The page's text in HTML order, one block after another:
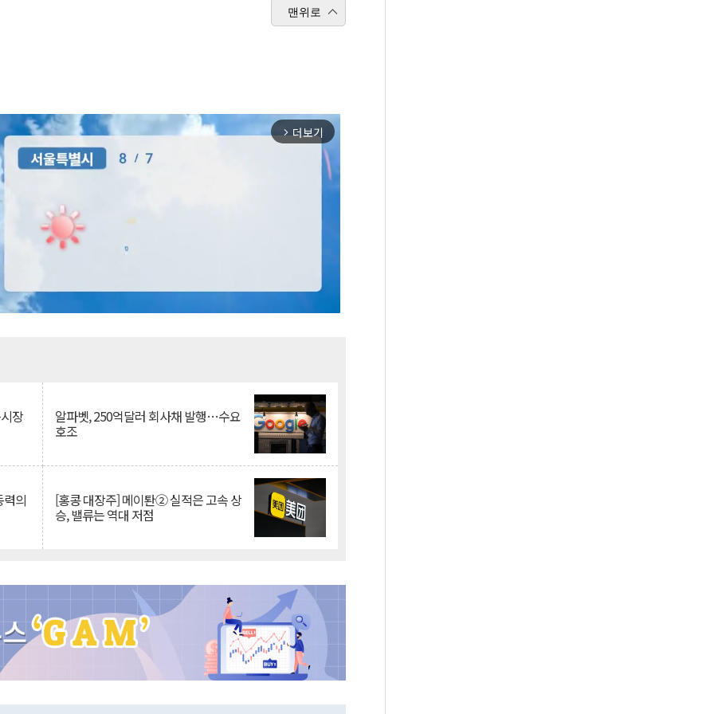
맨위로
arrow_forward_ios 더보기
장 알파벳, 250억달러 회사채 발행…수요
호조
의 [홍콩 대장주] 메이퇀② 실적은 고속 상
승, 밸류는 역대 저점